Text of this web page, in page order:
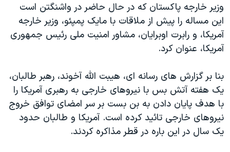
همایش محافظه‌کاران آمریکا «سی‌پک»
صفحه‌های ویژه
سفر پرزیدنت ترامپ به چین
وزیر خارجه پاکستان که در حال حاضر در واشنگتن است
این مساله را پیش از ملاقات با مایک پمپئو، وزیر خارجه
آمریکا، و رابرت اوبرایان، مشاور امنیت ملی رئیس جمهوری
آمریکا، عنوان کرد.
بنا بر گزارش های رسانه ای، هیبت الله آخوند، رهبر طالبان،
یک هفته آتش بس با نیروهای خارجی به رهبری آمریکا را
با هدف پایان دادن به بن بست بر سر امضای توافق خروج
نیروهای خارجی تائید کرده است. آمریکا و طالبان حدود
یک سال در این باره در قطر مذاکره کردند.